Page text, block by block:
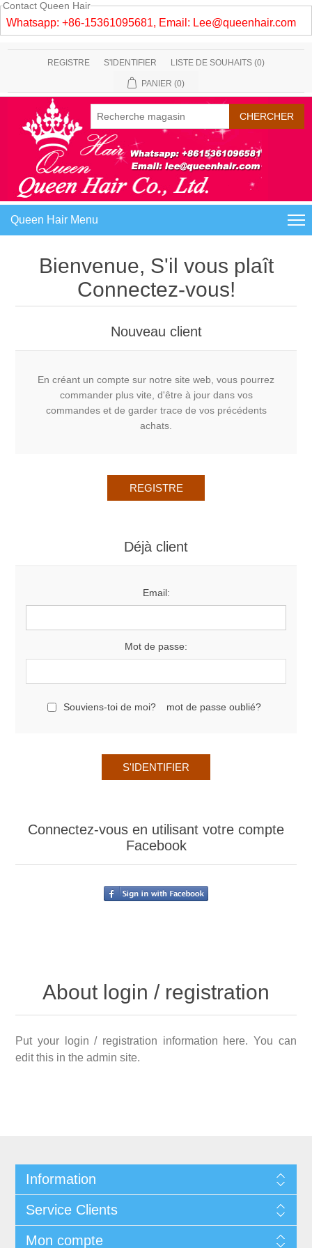
Contact Queen Hair
Whatsapp: +86-15361095681, Email: Lee@queenhair.com
REGISTRE S'IDENTIFIER LISTE DE SOUHAITS (0)
PANIER (0)
Queen Hair Menu
Bienvenue, S'il vous plaît
Connectez-vous!
Nouveau client
En créant un compte sur notre site web, vous pourrez
commander plus vite, d'être à jour dans vos
commandes et de garder trace de vos précédents
achats.
Déjà client
Email:
Mot de passe:
Souviens-toi de moi? mot de passe oublié?
Connectez-vous en utilisant votre compte
Facebook
About login / registration
Put your login / registration information here. You can
edit this in the admin site.
Information
Service Clients
Mon compte